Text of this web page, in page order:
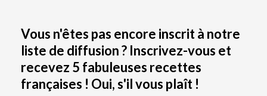
Vous n'êtes pas encore inscrit à notre
liste de diffusion ? Inscrivez-vous et
recevez 5 fabuleuses recettes
françaises ! Oui, s'il vous plaît !